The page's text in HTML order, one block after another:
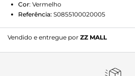
Cor: Vermelho
Referência: S0855100020005
Vendido e entregue por ZZ MALL